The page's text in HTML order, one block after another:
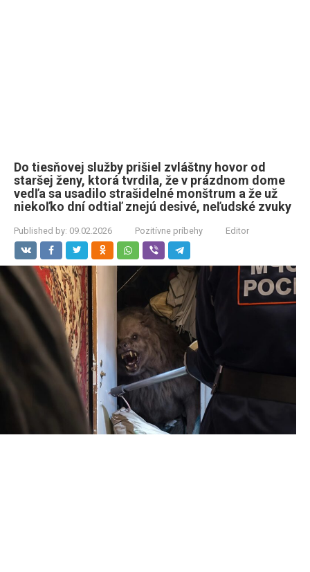
Do tiesňovej služby prišiel zvláštny hovor od
staršej ženy, ktorá tvrdila, že v prázdnom dome
vedľa sa usadilo strašidelné monštrum a že už
niekoľko dní odtiaľ znejú desivé, neľudské zvuky
Published by: 09.02.2026 Pozitívne príbehy Editor